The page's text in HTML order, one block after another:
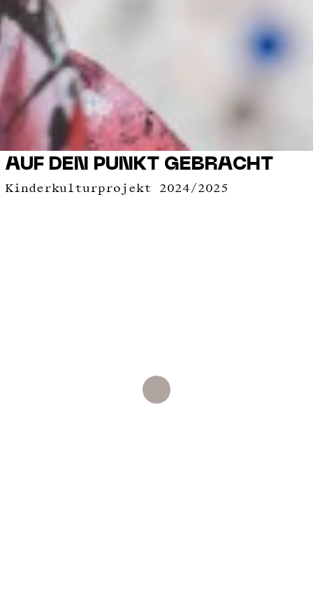
AUF DEN PUNKT GEBRACHT
Kinderkulturprojekt 2024/2025